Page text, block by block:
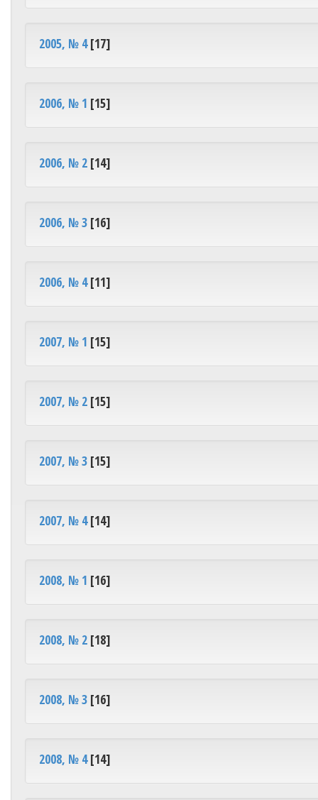
2005, № 4[17]
2006, № 1 [15]
2006, № 2 [14]
2006, № 3 [16]
2006, № 4[11]
2007, № 1 [15]
2007, № 2 [15]
2007, № 3 [15]
2007, № 4[14]
2008, № 1 [16]
2008, № 2 [18]
2008, № 3 [16]
2008, № 4[14]